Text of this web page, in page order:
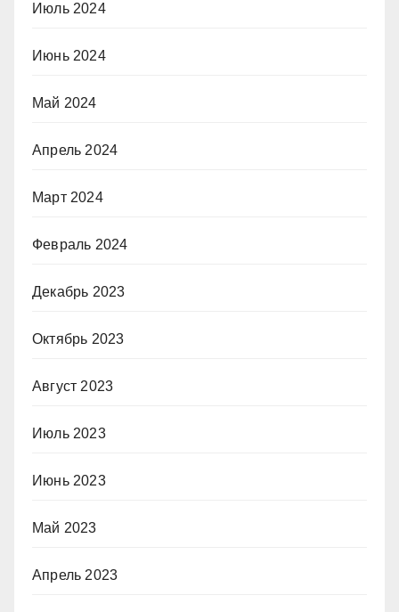
Июль 2024
Июнь 2024
Май 2024
Апрель 2024
Март 2024
Февраль 2024
Декабрь 2023
Октябрь 2023
Август 2023
Июль 2023
Июнь 2023
Май 2023
Апрель 2023